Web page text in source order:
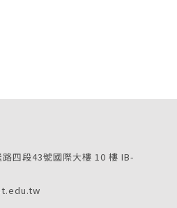
四段43號國際大樓 10 樓 IB-